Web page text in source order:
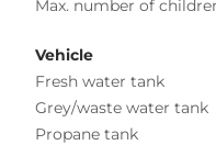
Max. number of
Vehicle
Fresh water tank
Grey/waste water tank
Propane tank